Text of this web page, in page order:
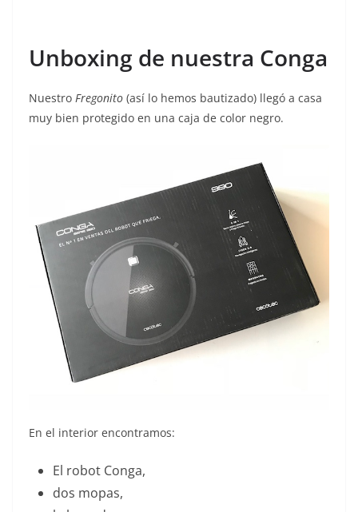
Unboxing de nuestra Conga
Nuestro Fregonito (así lo hemos bautizado) llegó a casa
muy bien protegido en una caja de color negro.
En el interior encontramos:
El robot Conga,
dos mopas,